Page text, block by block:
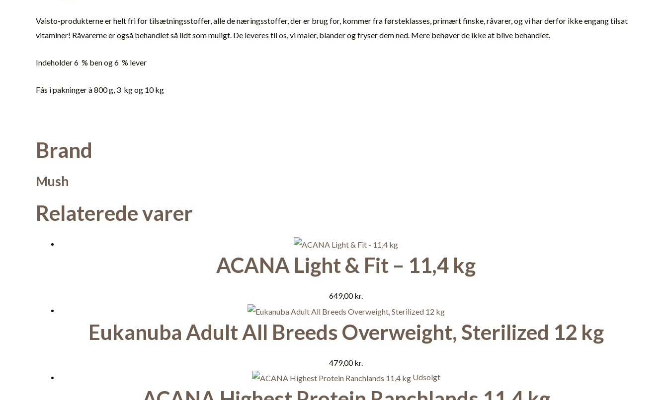
Vaisto-produkterne er helt fri for tilsætningsstoffer, alle de næringsstoffer, der er brug for, kommer fra førsteklasses, primært finske, råvarer, og vi har derfor ikke engang tilsat
vitaminer! Råvarerne er også behandlet så lidt som muligt. De leveres til os, vi maler, blander og fryser dem ned. Mere behøver de ikke at blive behandlet.
Indeholder 6 % ben og 6 % lever
Fås i pakninger à 800 g, 3 kg og 10 kg
Brand
Mush
Relaterede varer
ACANA Light & Fit – 11,4 kg
649,00kr.
Eukanuba Adult All Breeds Overweight, Sterilized 12 kg
479,00kr.
Udsolgt